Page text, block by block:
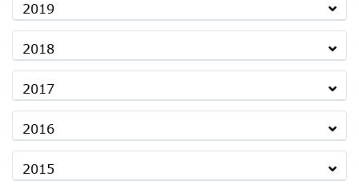
2019
2018
2017
2016
2015